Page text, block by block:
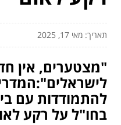
תאריך: מאי 17, 2025
"מצטערים, אין
להתמודדות עם
בחו"ל על רקע